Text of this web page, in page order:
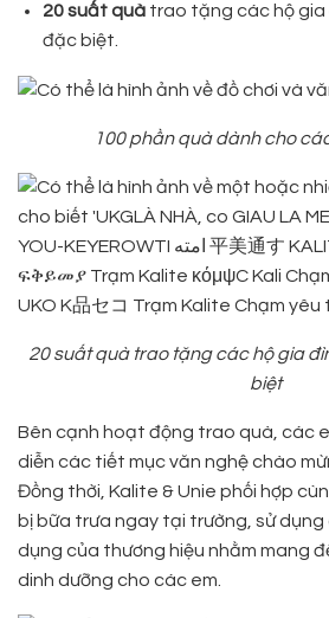
20 suất quàtrao tặng các hộ gia
đặc biệt.
100 phần quà dành cho
20 suất quàtrao tặng các hộ gia
biệt
Bên cạnh hoạt động trao quà, các
diễn các tiết mục văn nghệ chào
Đồng thời, Kalite & Unie phối hợp
bị bữa trưa ngay tại trường, sử
dụng của thương hiệu nhằm mang
dinh dưỡng cho các em.